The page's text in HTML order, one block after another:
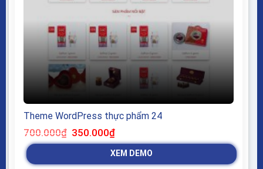
Theme WordPress thực phẩm 24
700.000₫ Giá
gốc
là:
350.000₫Giá
tại
là:
XEM DEMO